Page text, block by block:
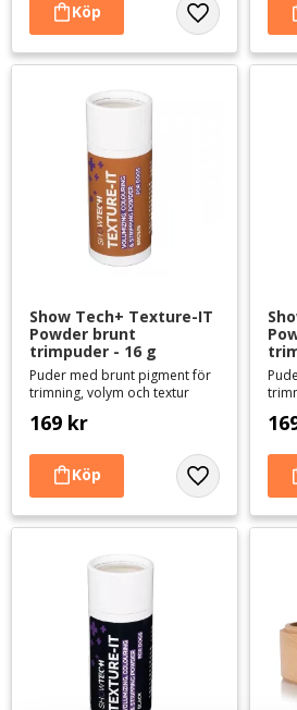
Lägg till i
Show Tech+ Texture-IT
Powder brunt
trimpuder - 16 g
Puder med brunt pigment för
trimning, volym och textur
169 kr
Lägg till i